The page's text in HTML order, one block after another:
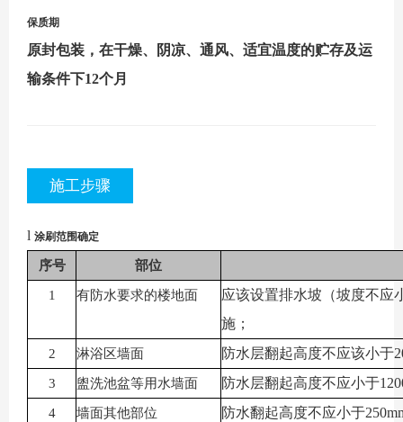
保质期
原封包装，在干燥、阴凉、通风、适宜温度的贮存及运
输条件下12个月
施工步骤
l 涂刷范围确定
序号 部位
1 有防水要求的楼地面
应该设置排水坡（坡度不应
施；
2 淋浴区墙面 防水层翻起高度不应该小于
3 盥洗池盆等用水墙面 防水层翻起高度不应小于
4 墙面其他部位 防水翻起高度不应小于